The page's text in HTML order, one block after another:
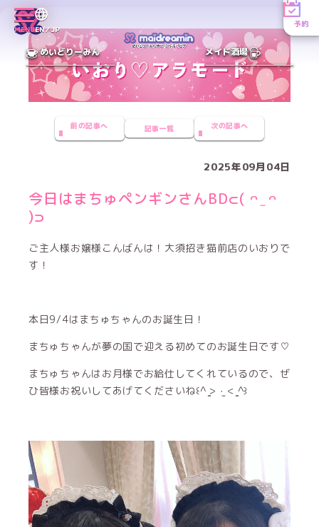
MENUEN／JP
予約
めいどりーみん メイド酒場
前の記事へ 記事一覧 次の記事へ
2025年09月04日
今日はまちゅペンギンさんBD⊂( ᴖ ̫ ᴖ
)⊃
ご主人様お嬢様こんばんは！大須招き猫前店のいおりで
す！
本日9/4はまちゅちゃんのお誕生日！
まちゅちゃんが夢の国で迎える初めてのお誕生日です♡
まちゅちゃんはお月様でお給仕してくれているので、ぜ
ひ皆様お祝いしてあげてくださいね꒰^ ̳> ·̫ < ̳^꒱